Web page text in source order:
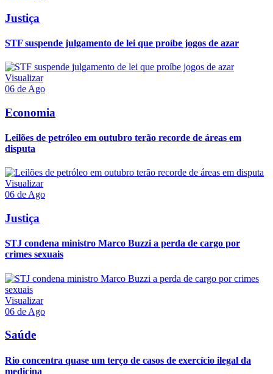
Justiça
STF suspende julgamento de lei que proíbe jogos de azar
Visualizar
06 de Ago
Economia
Leilões de petróleo em outubro terão recorde de áreas em
disputa
Visualizar
06 de Ago
Justiça
STJ condena ministro Marco Buzzi a perda de cargo por
crimes sexuais
Visualizar
06 de Ago
Saúde
Rio concentra quase um terço de casos de exercício ilegal da
medicina